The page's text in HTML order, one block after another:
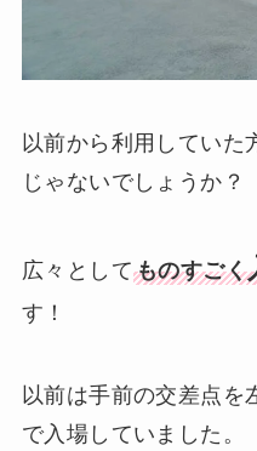
以前から利用していた
じゃないでしょうか？
広々としてものすごく
す！
以前は手前の交差点を
で入場していました。